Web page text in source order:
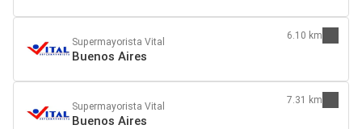
Supermayorista Vital
Buenos Aires
6.10 km
Supermayorista Vital
Buenos Aires
7.31 km